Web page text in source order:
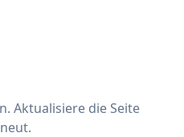
Aktualisiere die Seite